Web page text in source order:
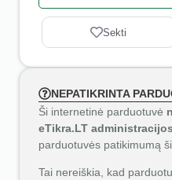
Sekti
NEPATIKRINTA
Ši internetinė parduotuvė
eTikra.LT administracijos
parduotuvės patikimumą
Tai nereiškia, kad